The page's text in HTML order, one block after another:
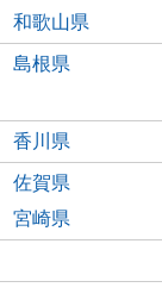
和歌山県
島根県
香川県
佐賀県
宮崎県